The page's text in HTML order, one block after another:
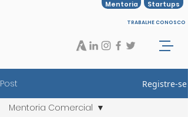
Mentoria Startups
TRABALHE CONOSCO
Post Registre-se
Mentoria Comercial